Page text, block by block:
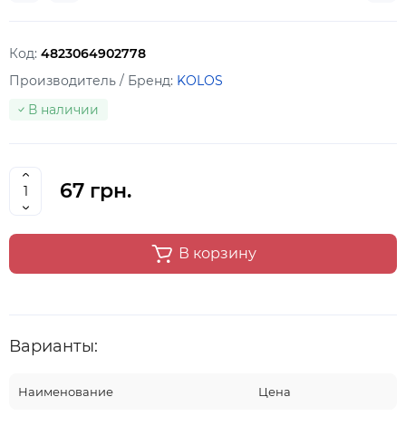
Код: 4823064902778
Производитель / Бренд: KOLOS
В наличии
67 грн.
В корзину
Варианты:
Наименование Цена